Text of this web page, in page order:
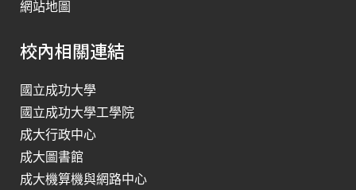
網站地圖
校內相關連結
國立成功大學
國立成功大學工學院
成大行政中心
成大圖書館
成大機算機與網路中心